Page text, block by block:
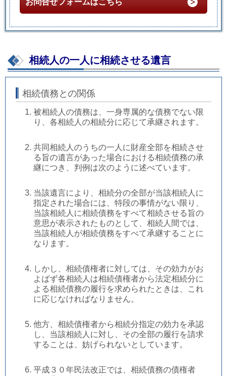
お問合せフォームはこちら
相続人の一人に相続させる遺言
相続債務との関係
被相続人の債務は、一身専属的な債務でない限
り、各相続人の相続分に応じて承継されます。
共同相続人のうちの一人に財産全部を相続させ
る旨の遺言があった場合における相続債務の承
継につき、判例は次のように述べています。
当該遺言により、相続分の全部が当該相続人に
指定された場合には、特段の事情がない限り、
当該相続人に相続債務をすべて相続させる旨の
意思が表示されたものとして、相続人間では、
当該相続人が相続債務をすべて承継することに
なります。
しかし、相続債権者に対しては、その効力がお
よばず各相続人は相続債権者から法定相続分に
よる相続債務の履行を求められたときは、これ
に応じなければなりません。
他方、相続債権者から相続分指定の効力を承認
し、当該相続人に対し、その全部の履行を請求
することは、妨げられないとしています。
平成３０年民法改正では、相続債務の債権者